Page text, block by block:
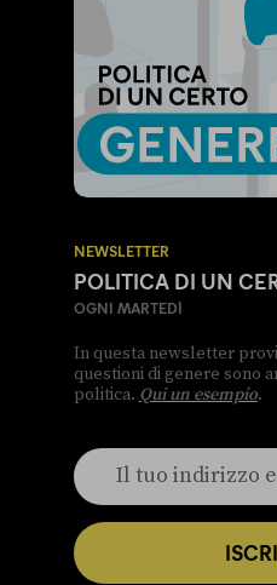
NEWSLETTER
POLITICA DI UN
OGNI MARTEDÌ
In questa newsletter
questioni di genere sono
politica. Qui un esempio.